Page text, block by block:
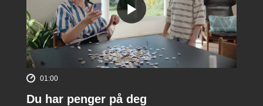
01:00
Du har penger på deg